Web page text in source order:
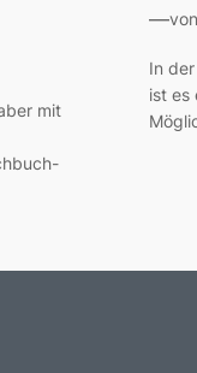
mit
—von
In
ist es